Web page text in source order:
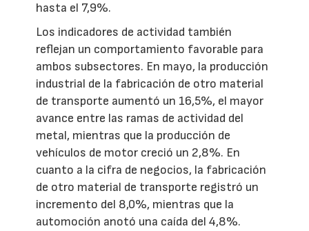
hasta el 7,9%.
Los indicadores de actividad también
reflejan un comportamiento favorable para
ambos subsectores. En mayo, la producción
industrial de la fabricación de otro material
de transporte aumentó un 16,5%, el mayor
avance entre las ramas de actividad del
metal, mientras que la producción de
vehículos de motor creció un 2,8%. En
cuanto a la cifra de negocios, la fabricación
de otro material de transporte registró un
incremento del 8,0%, mientras que la
automoción anotó una caída del 4,8%.